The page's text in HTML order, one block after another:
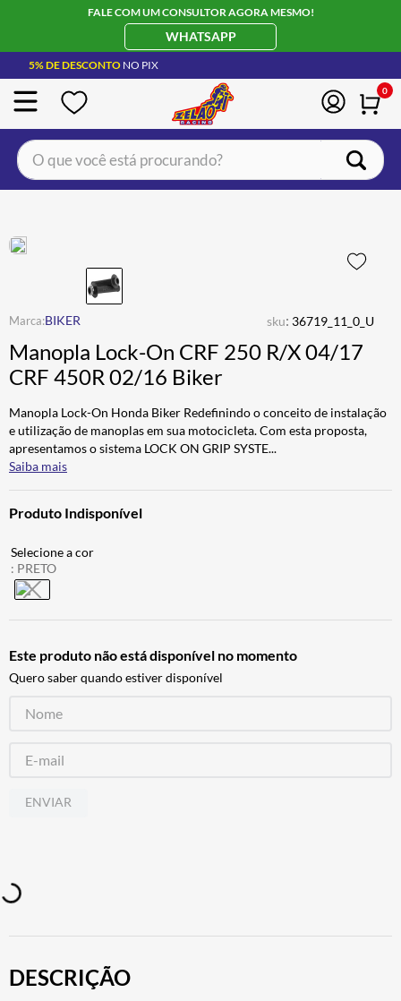
FALE COM UM CONSULTOR AGORA MESMO!
WHATSAPP
5% DE DESCONTO NO PIX
0
O que você está procurando?
BIKER sku: 36719_11_0_U
Manopla Lock-On CRF 250 R/X 04/17
CRF 450R 02/16 Biker
Manopla Lock-On Honda Biker Redefinindo o conceito de instalação
e utilização de manoplas em sua motocicleta. Com esta proposta,
apresentamos o sistema LOCK ON GRIP SYSTE...
Saiba mais
Produto Indisponível
: PRETO
Este produto não está disponível no momento
Quero saber quando estiver disponível
ENVIAR
DESCRIÇÃO
JAQUETA
4º ÓCULOS SOLAR
5º LUVA
6º ALPINESTAR
7º BAU
8º CALÇA
9º AIROH
10º BOTAS